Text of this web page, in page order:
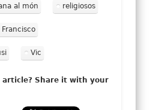
al món religiosos
Francisco
Vic
article? Share it with your